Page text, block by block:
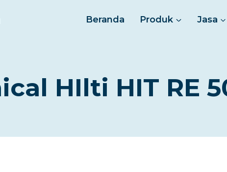
Beranda Produk Jasa
HIlti HIT RE